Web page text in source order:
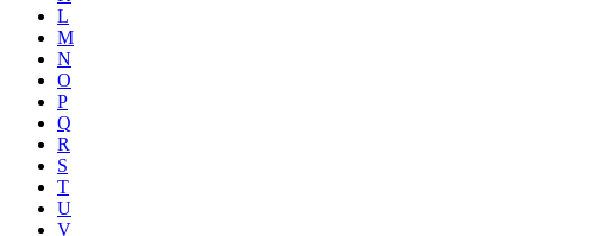
L
M
N
O
P
Q
R
S
T
U
V